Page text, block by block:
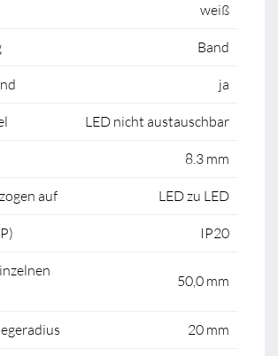
weiß
Band
ja
LED nicht austauschbar
8.3 mm
auf LED zu LED
IP20
50,0 mm
20 mm